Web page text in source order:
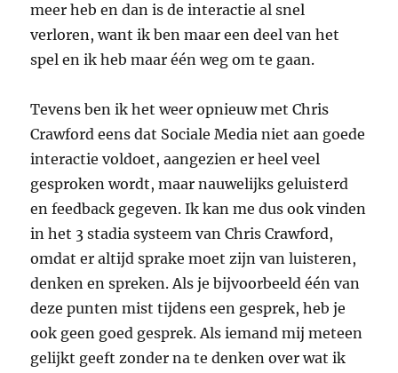
meer heb en dan is de interactie al snel
verloren, want ik ben maar een deel van het
spel en ik heb maar één weg om te gaan.
Tevens ben ik het weer opnieuw met Chris
Crawford eens dat Sociale Media niet aan goede
interactie voldoet, aangezien er heel veel
gesproken wordt, maar nauwelijks geluisterd
en feedback gegeven. Ik kan me dus ook vinden
in het 3 stadia systeem van Chris Crawford,
omdat er altijd sprake moet zijn van luisteren,
denken en spreken. Als je bijvoorbeeld één van
deze punten mist tijdens een gesprek, heb je
ook geen goed gesprek. Als iemand mij meteen
gelijkt geeft zonder na te denken over wat ik